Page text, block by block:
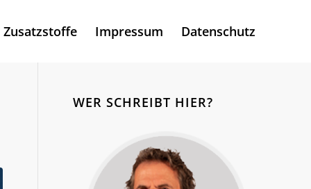
Zusatzstoffe Impressum Datenschutz
WER SCHREIBT HIER?